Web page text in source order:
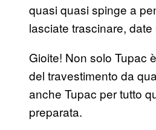
quasi quasi spinge a
lasciate trascinare,
Gioite! Non solo Tupac
del travestimento da
anche Tupac per tutto
preparata.